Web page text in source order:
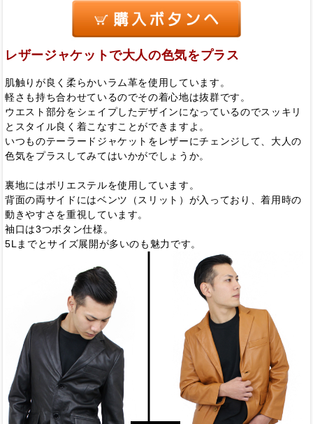
レザージャケットで大人の色気をプラス
肌触りが良く柔らかいラム革を使用しています。
軽さも持ち合わせているのでその着心地は抜群です。
ウエスト部分をシェイプしたデザインになっているのでスッキリ
とスタイル良く着こなすことができますよ。
いつものテーラードジャケットをレザーにチェンジして、大人の
色気をプラスしてみてはいかがでしょうか。
裏地にはポリエステルを使用しています。
背面の両サイドにはベンツ（スリット）が入っており、着用時の
動きやすさを重視しています。
袖口は3つボタン仕様。
5Lまでとサイズ展開が多いのも魅力です。